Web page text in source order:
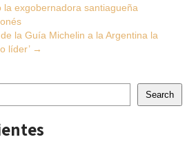
la exgobernadora santiagueña
la Guía Michelin a la Argentina la
líder’ →
Search